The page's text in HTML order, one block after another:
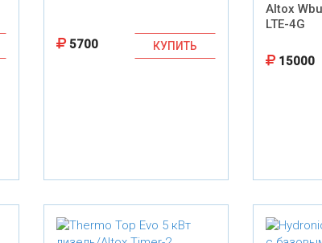
5700 КУПИТЬ
Altox
LTE-4G
15000